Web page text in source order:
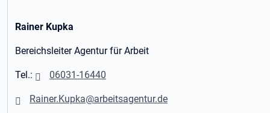
Rainer Kupka
Bereichsleiter Agentur für Arbeit
Tel.: 06031-16440
Rainer.Kupka@arbeitsagentur.de